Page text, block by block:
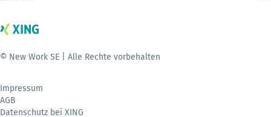
© New Work SE | Alle Rechte vorbehalten
Impressum
AGB
Datenschutz bei XING